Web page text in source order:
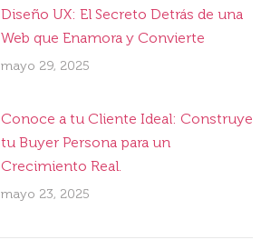
Diseño UX: El Secreto Detrás de una
Web que Enamora y Convierte
mayo 29, 2025
Conoce a tu Cliente Ideal: Construye
tu Buyer Persona para un
Crecimiento Real.
mayo 23, 2025